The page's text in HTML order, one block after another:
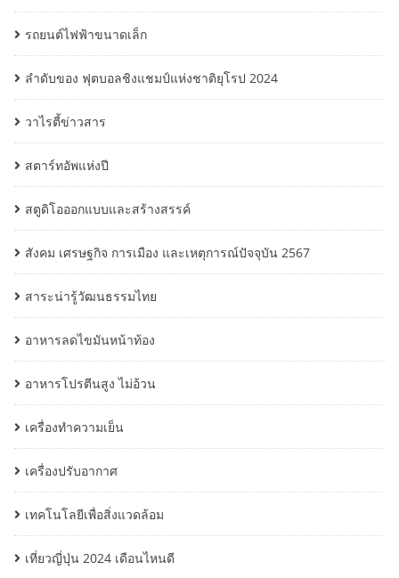
รถยนต์ไฟฟ้าขนาดเล็ก
ลำดับของ ฟุตบอลชิงแชมป์แห่งชาติยุโรป 2024
วาไรตี้ข่าวสาร
สตาร์ทอัพแห่งปี
สตูดิโอออกแบบและสร้างสรรค์
สังคม เศรษฐกิจ การเมือง และเหตุการณ์ปัจจุบัน 2567
สาระน่ารู้วัฒนธรรมไทย
อาหารลดไขมันหน้าท้อง
อาหารโปรตีนสูง ไม่อ้วน
เครื่องทำความเย็น
เครื่องปรับอากาศ
เทคโนโลยีเพื่อสิ่งแวดล้อม
เที่ยวญี่ปุ่น 2024 เดือนไหนดี